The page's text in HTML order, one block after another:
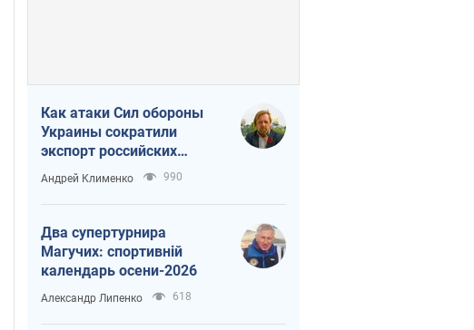
Как атаки Сил обороны
Украины сократили
экспорт российских
нефтепродуктов
Андрей Клименко 990
Два супертурнира
Магучих: спортивній
календарь осени-2026
Александр Липенко 618